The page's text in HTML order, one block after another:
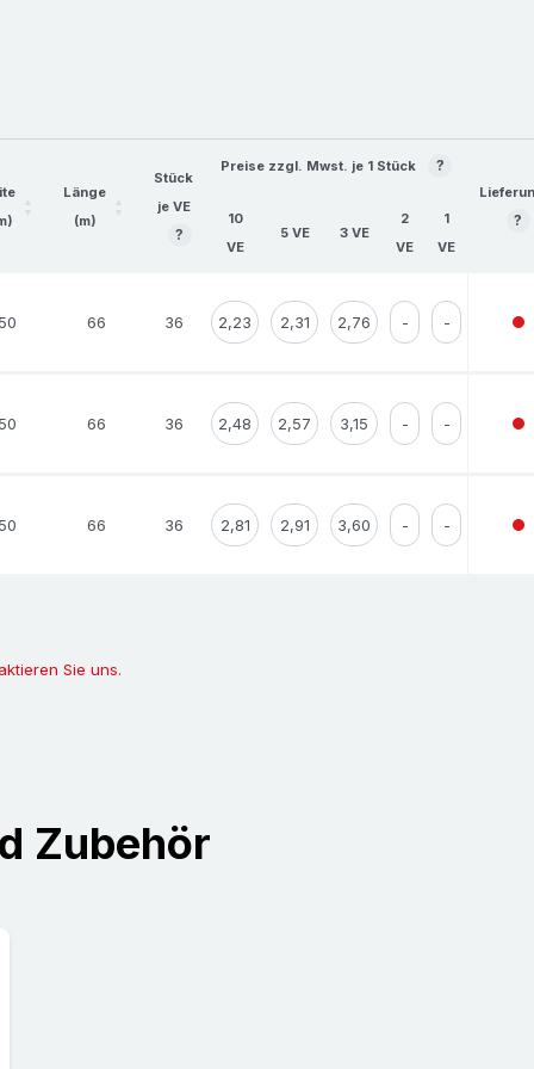
Ihrem individuell
Versandverpacken.
erkennbar. Und das
immer sofort als Ihr
Verpackungsmaterial.
einem
möglich.
im Auftragsfall
(Druckbarkeit);
Länge
(m)
Stück
je VE
?
Preise zzgl. Mwst. je 1 Stück ?
?
10
VE
5 VE 3 VE
2
VE
1
VE
50 66 36 2,23 2,31 2,76 - -
50 66 36 2,48 2,57 3,15 - -
50 66 36 2,81 2,91 3,60 - -
Sie uns.
Zubehör